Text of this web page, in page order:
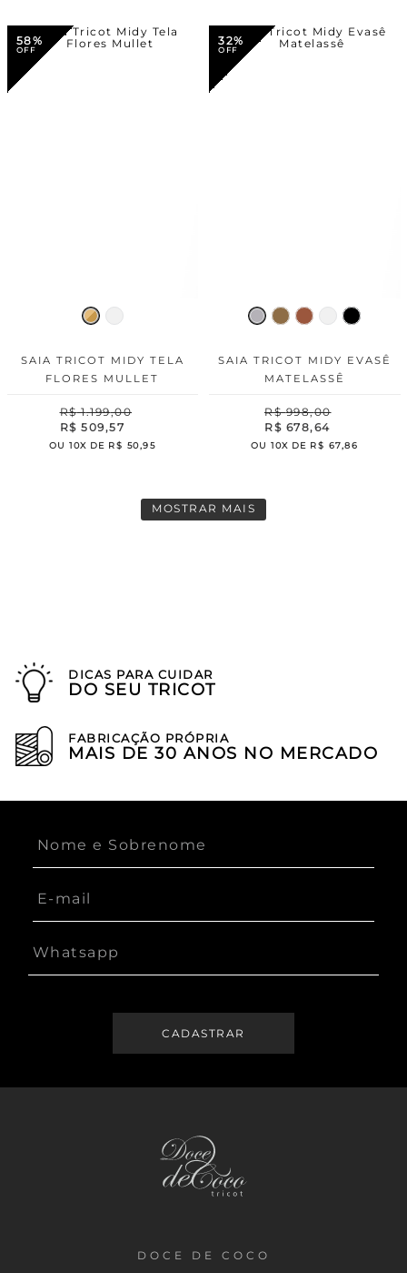
58%
SAIA TRICOT MIDY TELA
FLORES MULLET
R$ 1.199,00
R$ 509,57
OU10X DE R$ 50,95
32%
SAIA TRICOT MIDY EVASÊ
MATELASSÊ
R$ 998,00
R$ 678,64
OU10X DE R$ 67,86
MOSTRAR MAIS
DICAS PARA CUIDAR
DO SEU TRICOT
FABRICAÇÃO PRÓPRIA
MAIS DE 30 ANOS NO MERCADO
DOCE DE COCO